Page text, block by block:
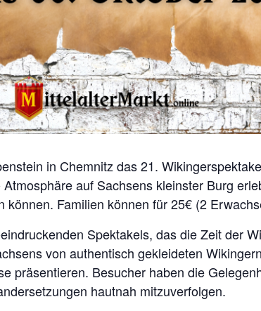
in Chemnitz das 21.
auf Sachsens kleinster Burg
Familien können für 25€ (2
Spektakels, das die Zeit der
von authentisch gekleideten
präsentieren. Besucher haben die
hautnah mitzuverfolgen.